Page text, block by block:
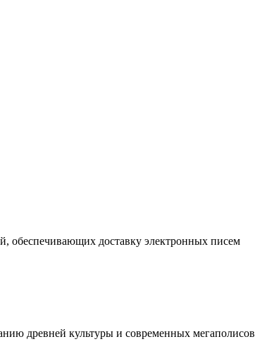
обеспечивающих доставку электронных писем
древней культуры и современных мегаполисов